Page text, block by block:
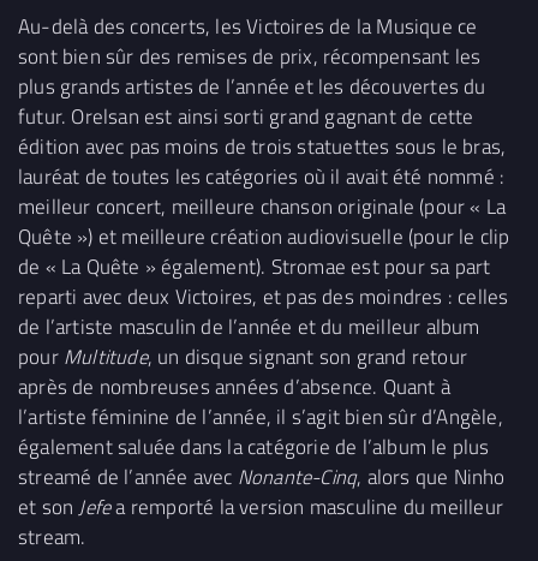
Au-delà des concerts, les Victoires de la Musique ce
sont bien sûr des remises de prix, récompensant les
plus grands artistes de l’année et les découvertes du
futur. Orelsan est ainsi sorti grand gagnant de cette
édition avec pas moins de trois statuettes sous le bras,
lauréat de toutes les catégories où il avait été nommé :
meilleur concert, meilleure chanson originale (pour « La
Quête ») et meilleure création audiovisuelle (pour le clip
de « La Quête » également). Stromae est pour sa part
reparti avec deux Victoires, et pas des moindres : celles
de l’artiste masculin de l’année et du meilleur album
pour Multitude, un disque signant son grand retour
après de nombreuses années d’absence. Quant à
l’artiste féminine de l’année, il s’agit bien sûr d’Angèle,
également saluée dans la catégorie de l’album le plus
streamé de l’année avec Nonante-Cinq, alors que Ninho
et son Jefea remporté la version masculine du meilleur
stream.